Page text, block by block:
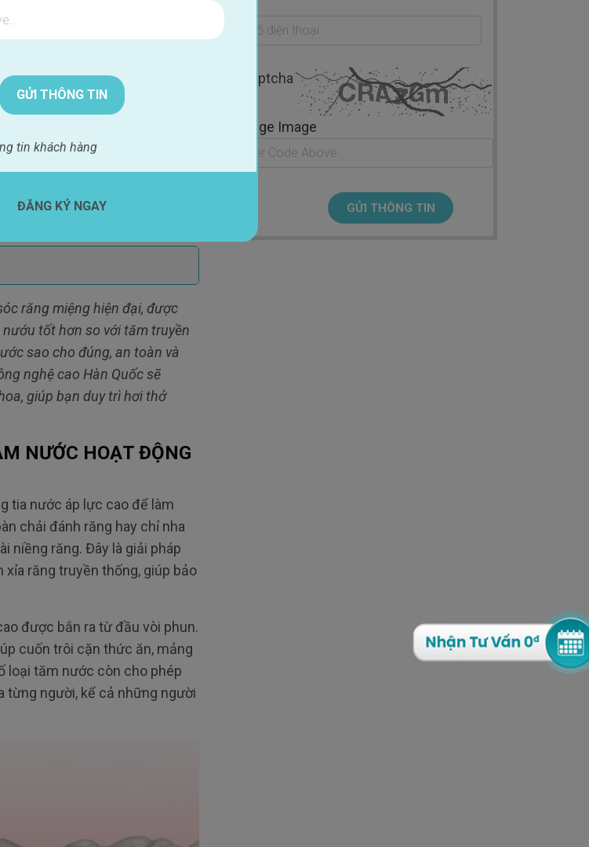
&
Đặt lịch hẹn
óc răng miệng hiện đại, được
nướu tốt hơn so với tăm truyền
ớc sao cho đúng, an toàn và
nghệ cao Hàn Quốc sẽ
giúp bạn duy trì hơi thở
NƯỚC HOẠT ĐỘNG
tia nước áp lực cao để làm
chải đánh răng hay chỉ nha
ài niềng răng. Đây là giải pháp
xỉa răng truyền thống, giúp bảo
được bắn ra từđầu vòi phun.
cuốn trôi cặn thức ăn, mảng
loại tăm nước còn cho phép
từng người, kể cả những người
Recaptcha
Change Image
tin khách hàng
ĐĂNG KÝ NGAY